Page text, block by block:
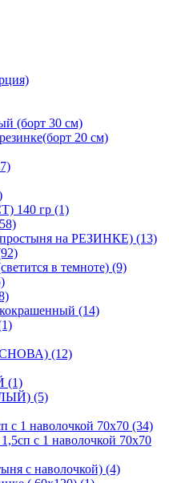
(борт 30 см)
20 см)
140 гр (1)
на РЕЗИНКЕ) (13)
в темноте) (9)
(14)
(12)
(1)
(5)
с 1 наволочкой 70х70 (34)
с 1 наволочкой 70х70
с наволочкой) (4)